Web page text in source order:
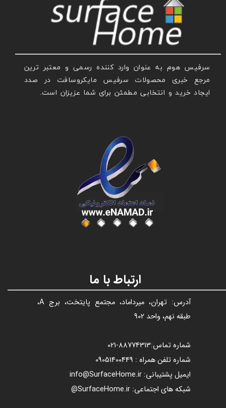
سرفیس هوم به عنوان وارد کننده رسمی و معتبر ترین
مرجع خبری محصولات سرفیس مایکروسافت در صدد
ایجاد خرید و انتخابی مطمئن برای شما عزیزان است.
عنوان با فونت تیتر
آدرس: تهران، میرداماد، مجتمع پایتخت، برج A،
طبقه نهم، واحد 902
شماره تماس:88774313​​​​​​​
-021​​​​​​​
شماره تلفن همراه : 09051400449
ایمیل پشتیبانی: info@SurfaceHome.ir
شبکه های اجتماعی: SurfaceHome.ir@
ارتباط با ما